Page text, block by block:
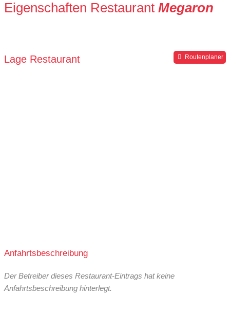
Eigenschaften Restaurant Megaron
Lage Restaurant Routenplaner
Anfahrtsbeschreibung
Der Betreiber dieses Restaurant-Eintrags hat keine
Anfahrtsbeschreibung hinterlegt.